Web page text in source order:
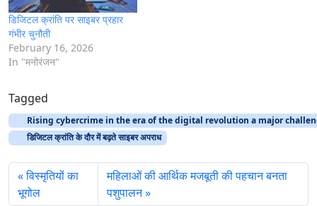
डिजिटल क्रांति पर साइबर प्रहार
गंभीर चुनौती
February 16, 2026
In "मनोरंजन"
Tagged
Rising cybercrime in the era of the digital revolution a major
डिजिटल क्रांति के दौर में बढ़ते साइबर अपराध
विस्मृतियों का
भूगोल
महिलाओं की आर्थिक मजबूती की पहचान बनता
पशुपालन